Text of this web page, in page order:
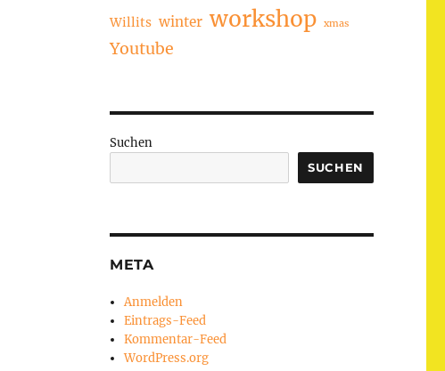
Willits winter workshop xmas
Youtube
Suchen
SUCHEN
META
Anmelden
Eintrags-Feed
Kommentar-Feed
WordPress.org